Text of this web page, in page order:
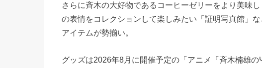
さらに斉木の大好物であるコーヒーゼリーをより美味
の表情をコレクションして楽しみたい「証明写真館」
アイテムが勢揃い。
グッズは2026年8月に開催予定の「アニメ『斉木楠雄